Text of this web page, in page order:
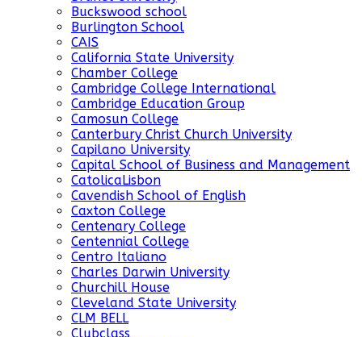
Buckswood school
Burlington School
CAIS
California State University
Chamber College
Cambridge College International
Cambridge Education Group
Camosun College
Canterbury Christ Church University
Capilano University
Capital School of Business and Management
CatolicaLisbon
Cavendish School of English
Caxton College
Centenary College
Centennial College
Centro Italiano
Charles Darwin University
Churchill House
Cleveland State University
CLM BELL
Clubclass